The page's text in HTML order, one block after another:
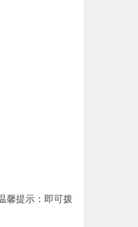
馨提示：即可拨